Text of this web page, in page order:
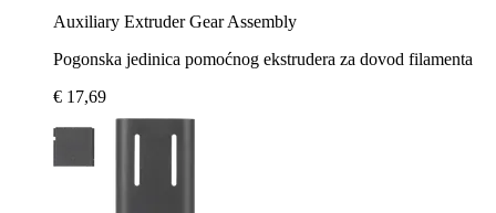
Auxiliary Extruder Gear Assembly
Pogonska jedinica pomoćnog ekstrudera za dovod filamenta
€ 17,69